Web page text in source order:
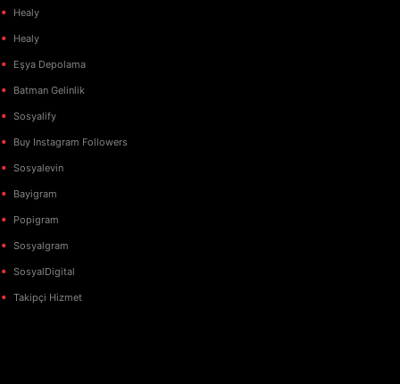
Healy
Healy
Eşya Depolama
Batman Gelinlik
Sosyalify
Buy Instagram Followers
Sosyalevin
Bayigram
Popigram
Sosyalgram
SosyalDigital
Takipçi Hizmet